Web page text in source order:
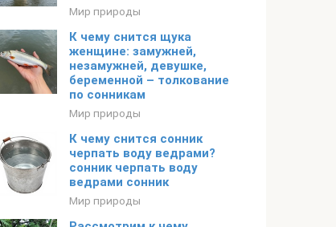
Мир природы
К чему снится щука
женщине: замужней,
незамужней, девушке,
беременной – толкование
по сонникам
Мир природы
К чему снится сонник
черпать воду ведрами?
сонник черпать воду
ведрами сонник
Мир природы